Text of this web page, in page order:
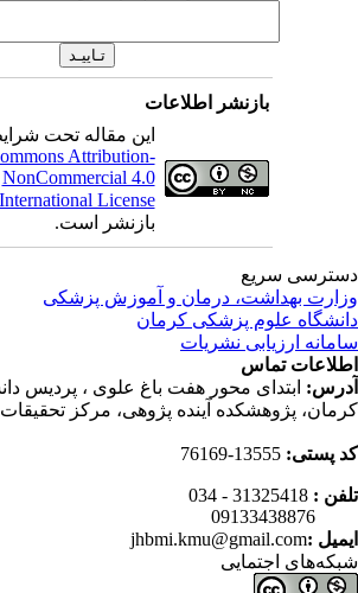
بازنشر اطلاعات
این مقاله تحت
Attribution-
NonCommercial 4.0
International License
بازنشر است.
سریع
بهداشت، درمان و آموزش پزشکی
علوم پزشکی کرمان
ارزیابی نشریات
تماس
ابتدای محور هفت باغ علوی ، پردیس
پژوهشکده آینده پژوهی، مرکز تحقیقات
پستی: 13555-76169
:
31325418 - 034
:
jhbmi.kmu@gmail.com
اجتمایی